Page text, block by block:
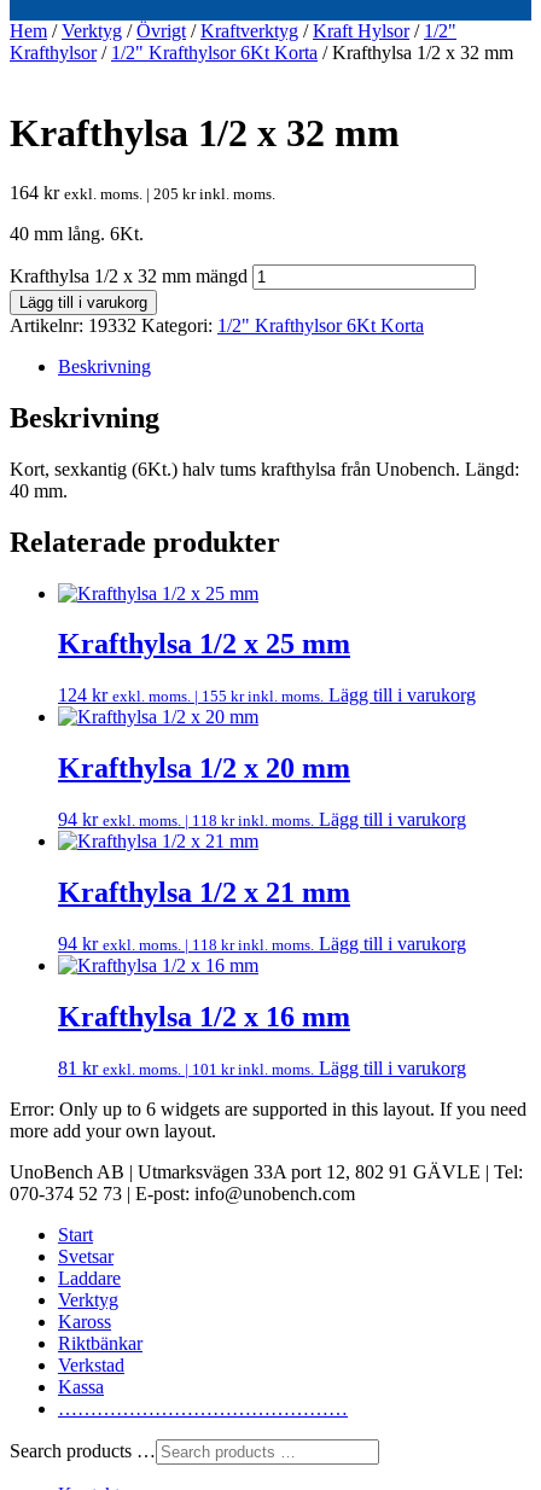
Hem /Verktyg /Övrigt /Kraftverktyg /Kraft Hylsor/ 1/2"
Krafthylsor/ 1/2" Krafthylsor 6Kt Korta / Krafthylsa 1/2 x 32 mm
Krafthylsa 1/2 x 32 mm
164 kr exkl. moms. | 205 krinkl. moms.
40 mm lång. 6Kt.
Krafthylsa 1/2 x 32 mm mängd
Lägg till i varukorg
Artikelnr: 19332 Kategori: 1/2" Krafthylsor 6Kt Korta
Beskrivning
Beskrivning
Kort, sexkantig (6Kt.) halv tums krafthylsa från Unobench. Längd:
40 mm.
Relaterade produkter
Krafthylsa 1/2 x 25 mm
124 kr exkl. moms. | 155 krinkl. moms. Lägg till i varukorg
Krafthylsa 1/2 x 20 mm
94 kr exkl. moms. | 118 krinkl. moms. Lägg till i varukorg
Krafthylsa 1/2 x 21 mm
94 kr exkl. moms. | 118 krinkl. moms. Lägg till i varukorg
Krafthylsa 1/2 x 16 mm
81 kr exkl. moms. | 101 krinkl. moms. Lägg till i varukorg
Error: Only up to 6 widgets are supported in this layout. If you need
more add your own layout.
UnoBench AB | Utmarksvägen 33A port 12, 802 91 GÄVLE | Tel:
070-374 52 73 | E-post: info@unobench.com
Start
Svetsar
Laddare
Verktyg
Kaross
Riktbänkar
Verkstad
Kassa
………………………………………
Search products …